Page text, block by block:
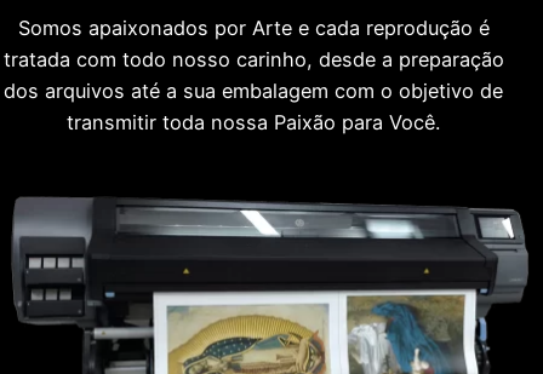
Somos apaixonados por Arte e cada reprodução é
tratada com todo nosso carinho, desde a preparação
dos arquivos até a sua embalagem com o objetivo de
transmitir toda nossa Paixão para Você.